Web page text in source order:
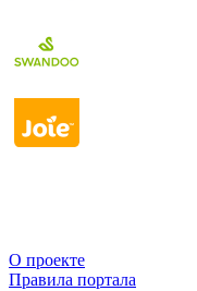
О проекте
Правила портала